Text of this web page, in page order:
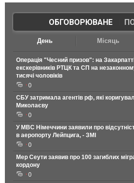
ОБГОВОРЮВАНЕ|
День Місяць
Операція "Чесний призов": на
екскерівників РТЦК та СП на
тисячі чоловіків
0
СБУ затримала агентів рф, які
Миколаєву
0
У МВС Німеччини заявили про
в аеропорту Лейпцига, - ЗМІ
0
Мер Сеути заявив про 100 загиблих
кордону
0